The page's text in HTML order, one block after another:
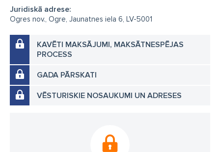
Juridiskā adrese:
Ogres nov., Ogre, Jaunatnes iela 6, LV-5001
KAVĒTI MAKSĀJUMI, MAKSĀTNESPĒJAS
PROCESS
GADA PĀRSKATI
VĒSTURISKIE NOSAUKUMI UN ADRESES